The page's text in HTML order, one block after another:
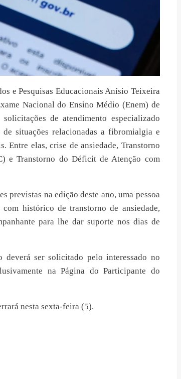
e Pesquisas Educacionais Anísio Teixeira
Nacional do Ensino Médio (Enem) de
de atendimento especializado
situações relacionadas a fibromialgia e
Entre elas, crise de ansiedade, Transtorno
e Transtorno do Déficit de Atenção com
previstas na edição deste ano, uma pessoa
histórico de transtorno de ansiedade,
para lhe dar suporte nos dias de
deverá ser solicitado pelo interessado no
na Página do Participante do
nesta sexta-feira (5).